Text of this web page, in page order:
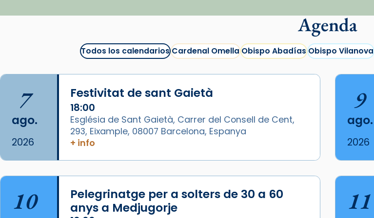
juliol la missa de Les Santes de
📸 J. Merino
Foto
View on Facebook · Share
Arquebisbat de Barcelonais at
1 week ago
Aquest dilluns, 27 de juliol, ha
tingut lloc la missa d’acció de
Agenda
Todos los calendariosCardenal OmellaObispo AbadíasObispo Vilanova
7
ago.
2026
Festivitat de sant Gaietà
18:00
Església de Sant Gaietà, Carrer del Consell de Cent,
293, Eixample, 08007 Barcelona, Espanya
+ info
9
ago.
2026
10
Pelegrinatge per a solters de 30 a 60
anys a Medjugorje
11